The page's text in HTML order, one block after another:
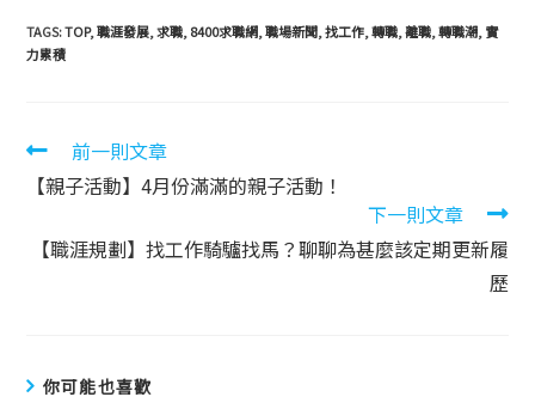
TAGS:TOP,職涯發展,求職,8400求職網,職場新聞,找工作,轉職,離職,轉職潮,實
力累積
前一則文章
【親子活動】4月份滿滿的親子活動！
下一則文章
【職涯規劃】找工作騎驢找馬？聊聊為甚麼該定期更新履
歷
你可能也喜歡